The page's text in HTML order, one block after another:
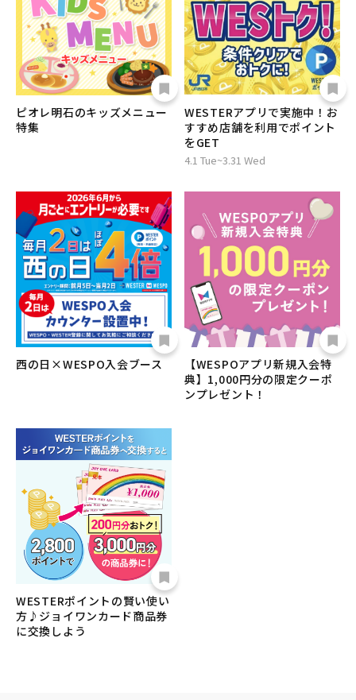
ピオレ明石のキッズメニュー
特集
WESTERアプリで実施中！お
すすめ店舗を利用でポイント
をGET
4.1 Tue~3.31 Wed
西の日×WESPO入会ブース
【WESPOアプリ新規入会特
典】1,000円分の限定クーポ
ンプレゼント！
WESTERポイントの賢い使い
方♪ジョイワンカード商品券
に交換しよう